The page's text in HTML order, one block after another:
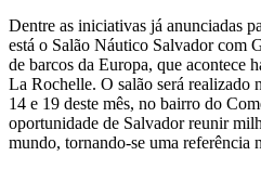
Dentre as iniciativas já anunciadas
está o Salão Náutico Salvador com
de barcos da Europa, que acontece
La Rochelle. O salão será realizado
14 e 19 deste mês, no bairro do
oportunidade de Salvador reunir
mundo, tornando-se uma referência